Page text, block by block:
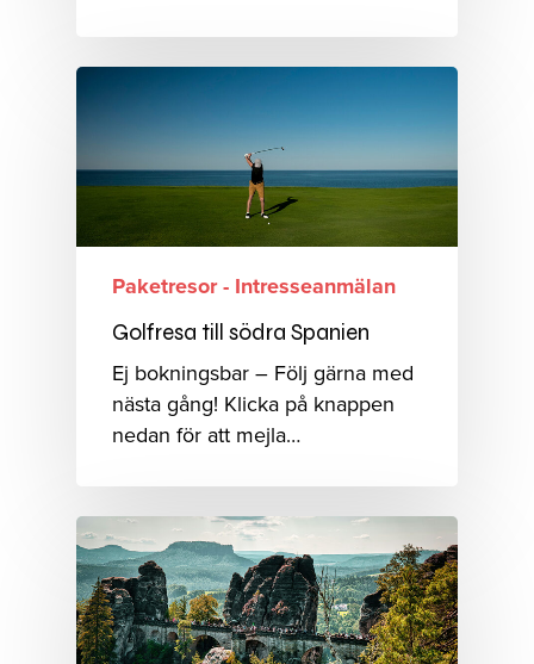
Paketresor - Intresseanmälan
Golfresa till södra Spanien
Ej bokningsbar – Följ gärna med
nästa gång! Klicka på knappen
nedan för att mejla…